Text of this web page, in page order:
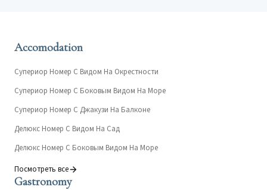
Accomodation
Супериор Номер С Видом На Окрестности
Супериор Номер С Боковым Видом На Море
Супериор Номер С Джакузи На Балконе
Делюкс Номер С Видом На Сад
Делюкс Номер С Боковым Видом На Море
Посмотреть все
Gastronomy